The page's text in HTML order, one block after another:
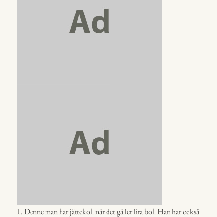
1. Denne man har jättekoll när det gäller lira boll Han har också